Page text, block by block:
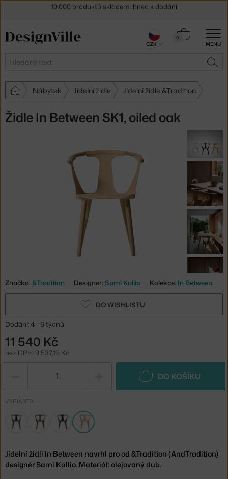
MENU
Hledat
0
Košík
Nábytek Jídelní židle Jídelní židle &Tradition
Židle In Between SK1, oiled oak
Značka: &Tradition Designer: Sami Kallio Kolekce: In Between
DO WISHLISTU
Dodání: 4 - 6 týdnů
11 540 Kč
bez DPH: 9 537,19 Kč
DO KOŠÍKU
VARIANTA
Jídelní židli In Between navrhl pro od &Tradition (AndTradition)
designér Sami Kallio. Materiál: olejovaný dub.
30 dní na vrácení zboží
CZK